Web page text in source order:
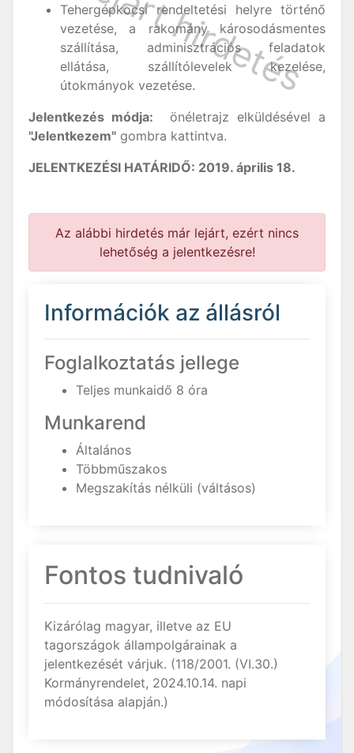
Tehergépkocsi rendeltetési helyre történő
vezetése, a rakomány károsodásmentes
szállítása, adminisztrációs feladatok
ellátása, szállítólevelek kezelése,
útokmányok vezetése.
Jelentkezés módja: önéletrajz elküldésével a
"Jelentkezem" gombra kattintva.
JELENTKEZÉSI HATÁRIDŐ: 2019. április 18.
Az alábbi hirdetés már lejárt, ezért nincs
lehetőség a jelentkezésre!
Információk az állásról
Foglalkoztatás jellege
Teljes munkaidő 8 óra
Munkarend
Általános
Többműszakos
Megszakítás nélküli (váltásos)
Fontos tudnivaló
Kizárólag magyar, illetve az EU
tagországok állampolgárainak a
jelentkezését várjuk. (118/2001. (VI.30.)
Kormányrendelet, 2024.10.14. napi
módosítása alapján.)